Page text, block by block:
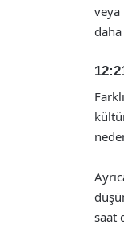
veya
saat